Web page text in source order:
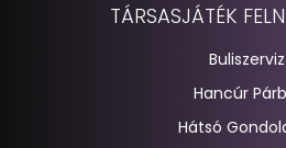
TÁRSASJÁTÉK
Buliszerviz
Hancúr
Hátsó